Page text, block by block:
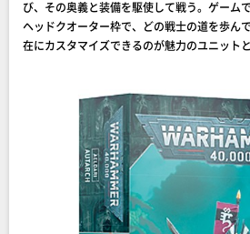
び、その奥義と装備を駆使して戦う。ゲーム
ヘッドクオーター枠で、どの戦士の道を歩ん
在にカスタマイズできるのが魅力のユニット